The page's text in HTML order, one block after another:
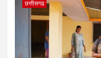
छत्तीसगढ